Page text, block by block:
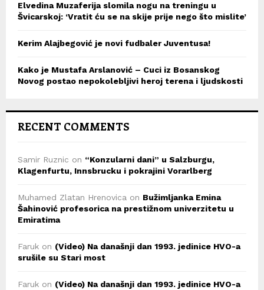
Elvedina Muzaferija slomila nogu na treningu u
Švicarskoj: ‘Vratit ću se na skije prije nego što mislite’
Kerim Alajbegović je novi fudbaler Juventusa!
Kako je Mustafa Arslanović – Cuci iz Bosanskog
Novog postao nepokolebljivi heroj terena i ljudskosti
RECENT COMMENTS
Samir Ruznic on “Konzularni dani” u Salzburgu,
Klagenfurtu, Innsbrucku i pokrajini Vorarlberg
Muhamed Zlatan Hrenovica on Bužimljanka Emina
Šahinović profesorica na prestižnom univerzitetu u
Emiratima
Faruk on (Video) Na današnji dan 1993. jedinice HVO-a
srušile su Stari most
Faruk on (Video) Na današnji dan 1993. jedinice HVO-a